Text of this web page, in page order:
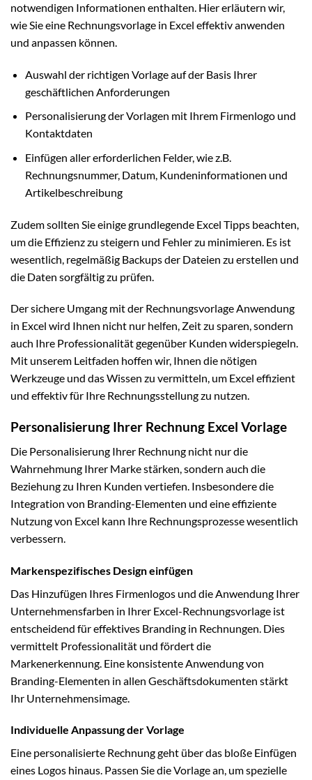
notwendigen Informationen enthalten. Hier erläutern wir,
wie Sie eine Rechnungsvorlage in Excel effektiv anwenden
und anpassen können.
Auswahl der richtigen Vorlage auf der Basis Ihrer
geschäftlichen Anforderungen
Personalisierung der Vorlagen mit Ihrem Firmenlogo und
Kontaktdaten
Einfügen aller erforderlichen Felder, wie z.B.
Rechnungsnummer, Datum, Kundeninformationen und
Artikelbeschreibung
Zudem sollten Sie einige grundlegende Excel Tipps beachten,
um die Effizienz zu steigern und Fehler zu minimieren. Es ist
wesentlich, regelmäßig Backups der Dateien zu erstellen und
die Daten sorgfältig zu prüfen.
Der sichere Umgang mit der Rechnungsvorlage Anwendung
in Excel wird Ihnen nicht nur helfen, Zeit zu sparen, sondern
auch Ihre Professionalität gegenüber Kunden widerspiegeln.
Mit unserem Leitfaden hoffen wir, Ihnen die nötigen
Werkzeuge und das Wissen zu vermitteln, um Excel effizient
und effektiv für Ihre Rechnungsstellung zu nutzen.
Personalisierung Ihrer Rechnung Excel Vorlage
Die Personalisierung Ihrer Rechnung nicht nur die
Wahrnehmung Ihrer Marke stärken, sondern auch die
Beziehung zu Ihren Kunden vertiefen. Insbesondere die
Integration von Branding-Elementen und eine effiziente
Nutzung von Excel kann Ihre Rechnungsprozesse wesentlich
verbessern.
Markenspezifisches Design einfügen
Das Hinzufügen Ihres Firmenlogos und die Anwendung Ihrer
Unternehmensfarben in Ihrer Excel-Rechnungsvorlage ist
entscheidend für effektives Branding in Rechnungen. Dies
vermittelt Professionalität und fördert die
Markenerkennung. Eine konsistente Anwendung von
Branding-Elementen in allen Geschäftsdokumenten stärkt
Ihr Unternehmensimage.
Individuelle Anpassung der Vorlage
Eine personalisierte Rechnung geht über das bloße Einfügen
eines Logos hinaus. Passen Sie die Vorlage an, um spezielle